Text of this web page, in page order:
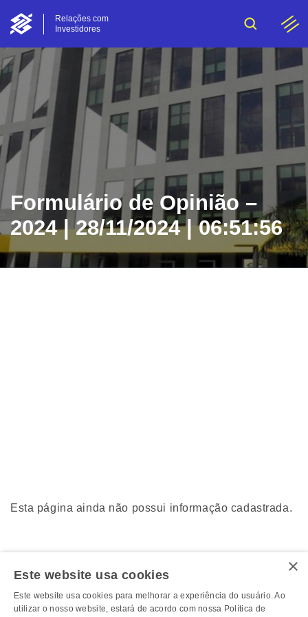
Relações com
Investidores
Formulário de Opinião –
2024 | 28/11/2024 | 06:51:56
Esta página ainda não possui informação cadastrada.
×
Este website usa cookies
Este website usa cookies para melhorar a experiência do usuário. Ao
utilizar o nosso website, estará de acordo com nossa Política de